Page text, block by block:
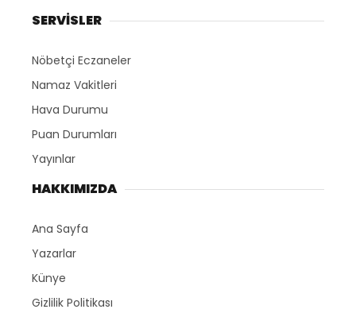
SERVİSLER
Nöbetçi Eczaneler
Namaz Vakitleri
Hava Durumu
Puan Durumları
Yayınlar
HAKKIMIZDA
Ana Sayfa
Yazarlar
Künye
Gizlilik Politikası